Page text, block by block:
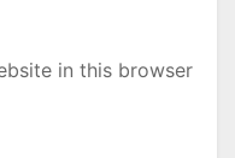
in this browser